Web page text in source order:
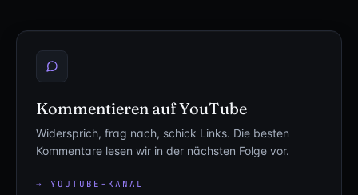
Kommentieren auf YouTube
Widersprich, frag nach, schick Links. Die besten
Kommentare lesen wir in der nächsten Folge vor.
→ YOUTUBE-KANAL